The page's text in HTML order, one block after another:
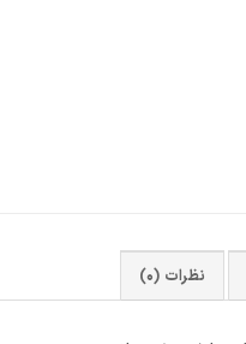
نظرات (0)